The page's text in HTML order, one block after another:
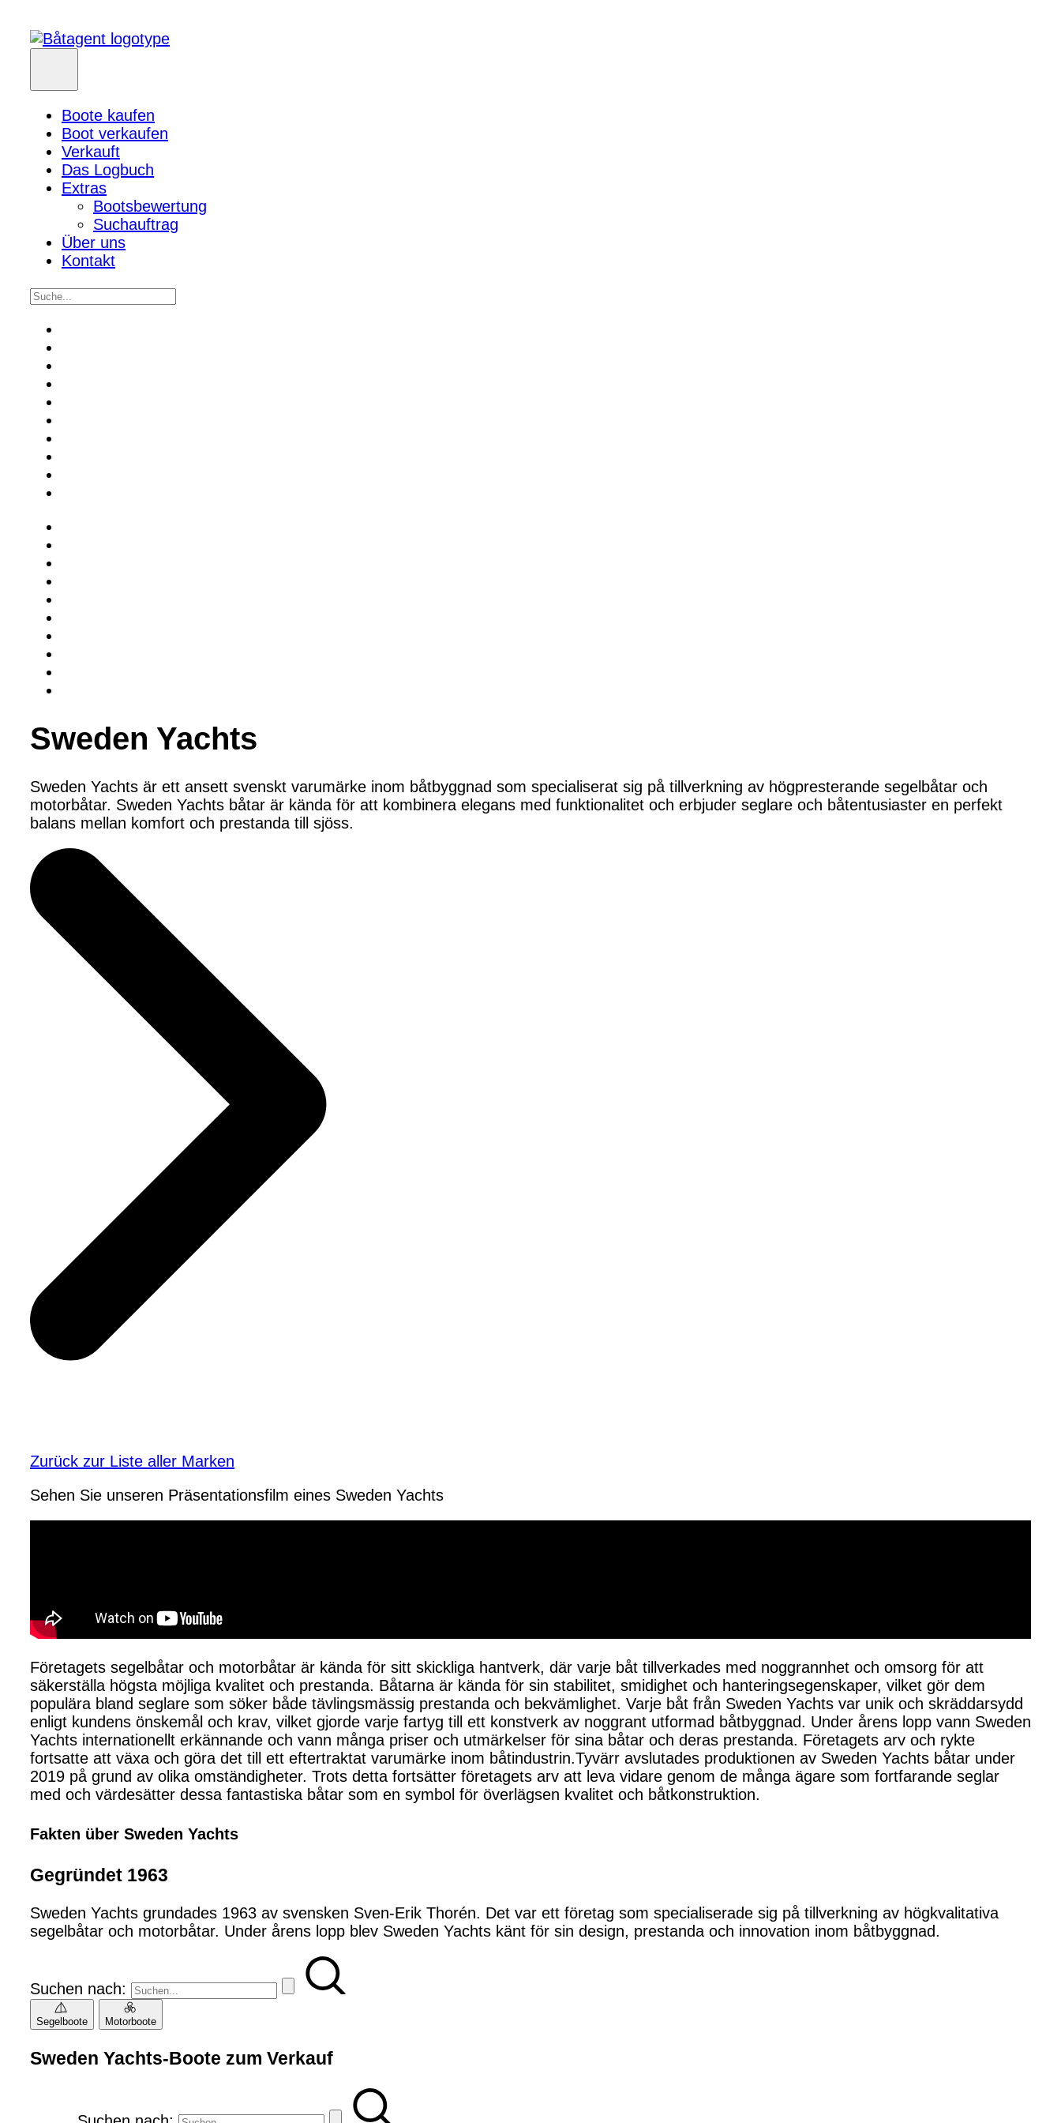
Boote kaufen
Boot verkaufen
Verkauft
Das Logbuch
Extras
Bootsbewertung
Suchauftrag
Über uns
Kontakt
Sweden Yachts
Sweden Yachts är ett ansett svenskt varumärke inom båtbyggnad som specialiserat sig på tillverkning av högpresterande segelbåtar och
motorbåtar. Sweden Yachts båtar är kända för att kombinera elegans med funktionalitet och erbjuder seglare och båtentusiaster en perfekt
balans mellan komfort och prestanda till sjöss.
Zurück zur Liste aller Marken
Sehen Sie unseren Präsentationsfilm eines Sweden Yachts
Företagets segelbåtar och motorbåtar är kända för sitt skickliga hantverk, där varje båt tillverkades med noggrannhet och omsorg för att
säkerställa högsta möjliga kvalitet och prestanda. Båtarna är kända för sin stabilitet, smidighet och hanteringsegenskaper, vilket gör dem
populära bland seglare som söker både tävlingsmässig prestanda och bekvämlighet. Varje båt från Sweden Yachts var unik och skräddarsydd
enligt kundens önskemål och krav, vilket gjorde varje fartyg till ett konstverk av noggrant utformad båtbyggnad. Under årens lopp vann Sweden
Yachts internationellt erkännande och vann många priser och utmärkelser för sina båtar och deras prestanda. Företagets arv och rykte
fortsatte att växa och göra det till ett eftertraktat varumärke inom båtindustrin.Tyvärr avslutades produktionen av Sweden Yachts båtar under
2019 på grund av olika omständigheter. Trots detta fortsätter företagets arv att leva vidare genom de många ägare som fortfarande seglar
med och värdesätter dessa fantastiska båtar som en symbol för överlägsen kvalitet och båtkonstruktion.
Fakten über Sweden Yachts
Gegründet 1963
Sweden Yachts grundades 1963 av svensken Sven-Erik Thorén. Det var ett företag som specialiserade sig på tillverkning av högkvalitativa
segelbåtar och motorbåtar. Under årens lopp blev Sweden Yachts känt för sin design, prestanda och innovation inom båtbyggnad.
Suchen nach:
Segelboote Motorboote
Sweden Yachts-Boote zum Verkauf